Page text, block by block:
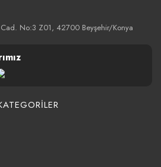
Cad. No:3 Z01, 42700 Beyşehir/Konya